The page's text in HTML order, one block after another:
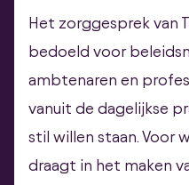
Het zorggesprek van
bedoeld voor
ambtenaren en
vanuit de dagelijkse
stil willen staan. Voor
draagt in het maken